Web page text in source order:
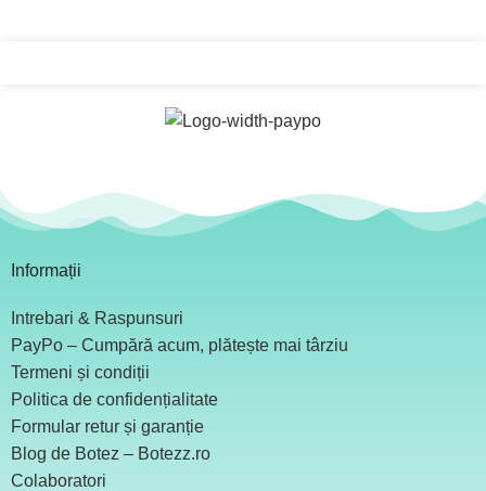
Informații
Intrebari & Raspunsuri
PayPo – Cumpără acum, plătește mai târziu
Termeni și condiții
Politica de confidențialitate
Formular retur și garanție
Blog de Botez – Botezz.ro
Colaboratori